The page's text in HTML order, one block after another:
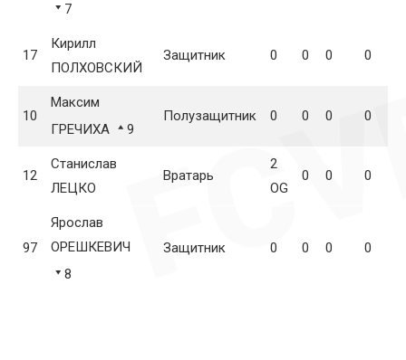
7
17
Кирилл
ПОЛХОВСКИЙ
Защитник 0 0 0 0
10
Максим
ГРЕЧИХА
9
Полузащитник 0 0 0 0
12
Станислав
ЛЕЦКО
Вратарь
2
OG
0 0 0
97
Ярослав
ОРЕШКЕВИЧ
8
Защитник 0 0 0 0